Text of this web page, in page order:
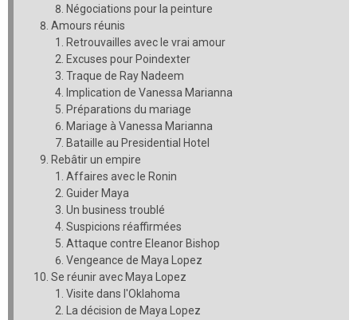
Négociations pour la peinture
Amours réunis
Retrouvailles avec le vrai amour
Excuses pour Poindexter
Traque de Ray Nadeem
Implication de Vanessa Marianna
Préparations du mariage
Mariage à Vanessa Marianna
Bataille au Presidential Hotel
Rebâtir un empire
Affaires avec le Ronin
Guider Maya
Un business troublé
Suspicions réaffirmées
Attaque contre Eleanor Bishop
Vengeance de Maya Lopez
Se réunir avec Maya Lopez
Visite dans l'Oklahoma
La décision de Maya Lopez